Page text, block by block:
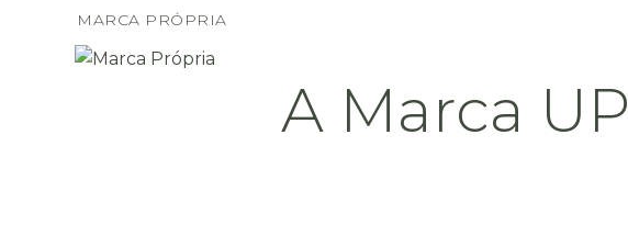
MARCA PRÓPRIA
A Marca UP